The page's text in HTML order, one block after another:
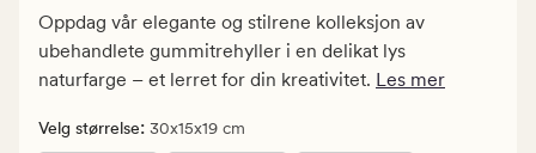
kr.
Vanlig
pris
kr
Oppdag vår elegante og stilrene kolleksjon av
ubehandlete gummitrehyller i en delikat lys
naturfarge – et lerret for din kreativitet. Les mer
Velg størrelse: 30x15x19 cm